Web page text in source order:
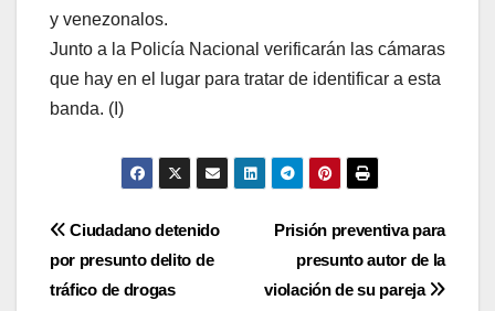
y venezonalos.
Junto a la Policía Nacional verificarán las cámaras
que hay en el lugar para tratar de identificar a esta
banda. (I)
Navegación
de
Prisión preventiva para
presunto autor de la
violación de su pareja
Ciudadano detenido
por presunto delito de
tráfico de drogas